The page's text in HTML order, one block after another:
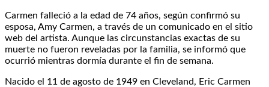
Carmen falleció a la edad de 74 años, según confirmó su
esposa, Amy Carmen, a través de un comunicado en el sitio
web del artista. Aunque las circunstancias exactas de su
muerte no fueron reveladas por la familia, se informó que
ocurrió mientras dormía durante el fin de semana.
Nacido el 11 de agosto de 1949 en Cleveland, Eric Carmen